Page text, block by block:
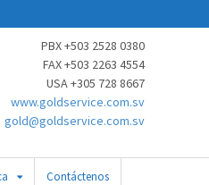
PBX +503 2528 0380
FAX +503 2263 4554
USA +305 728 8667
www.goldservice.com.sv
gold@goldservice.com.sv
Contáctenos